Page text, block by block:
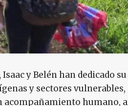
y Belén han dedicado
y sectores vulnerables,
humano,